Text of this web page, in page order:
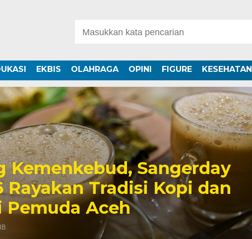
EKBIS OLAHRAGA OPINI FIGURE KESEHATAN
Kemenkebud, Sangerday
Rayakan Tradisi Kopi dan
Pemuda Aceh